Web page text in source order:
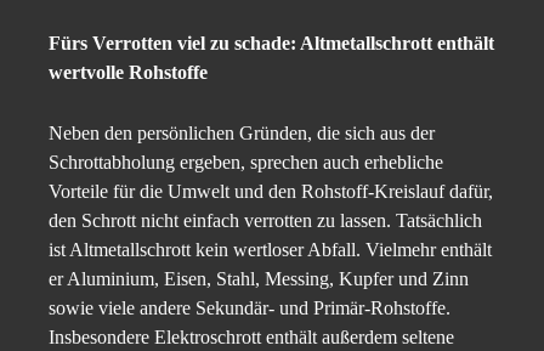
Fürs Verrotten viel zu schade: Altmetallschrott enthält
wertvolle Rohstoffe
Neben den persönlichen Gründen, die sich aus der
Schrottabholung ergeben, sprechen auch erhebliche
Vorteile für die Umwelt und den Rohstoff-Kreislauf dafür,
den Schrott nicht einfach verrotten zu lassen. Tatsächlich
ist Altmetallschrott kein wertloser Abfall. Vielmehr enthält
er Aluminium, Eisen, Stahl, Messing, Kupfer und Zinn
sowie viele andere Sekundär- und Primär-Rohstoffe.
Insbesondere Elektroschrott enthält außerdem seltene